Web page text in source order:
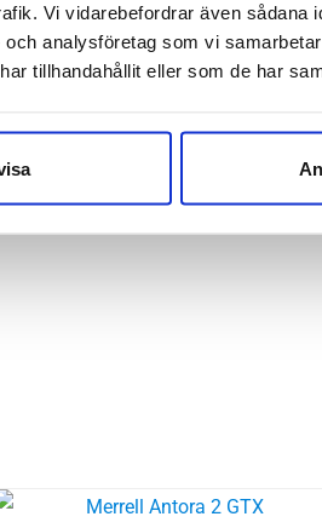
Vi vidarebefordrar även sådana
och analysföretag som vi
tillhandahållit eller som de har
tå dropp:0 mm
artikelnummer:AL0A85NQ